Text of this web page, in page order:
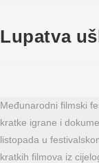
Lupatva
Međunarodni filmski
kratke igrane i
listopada u
kratkih filmova iz